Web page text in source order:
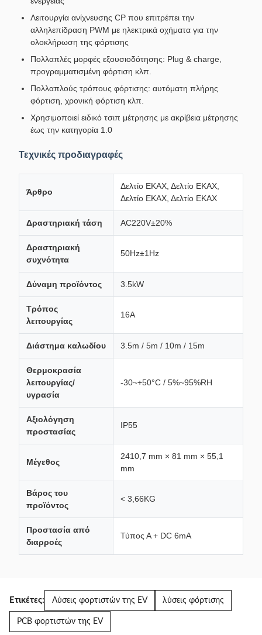
Λειτουργία ανίχνευσης CP που επιτρέπει την
αλληλεπίδραση PWM με ηλεκτρικά οχήματα για την
ολοκλήρωση της φόρτισης
Πολλαπλές μορφές εξουσιοδότησης: Plug & charge,
προγραμματισμένη φόρτιση κλπ.
Πολλαπλούς τρόπους φόρτισης: αυτόματη πλήρης
φόρτιση, χρονική φόρτιση κλπ.
Χρησιμοποιεί ειδικό τσιπ μέτρησης με ακρίβεια μέτρησης
έως την κατηγορία 1.0
Τεχνικές προδιαγραφές
Άρθρο
Δελτίο ΕΚΑΧ, Δελτίο ΕΚΑΧ,
Δελτίο ΕΚΑΧ, Δελτίο ΕΚΑΧ
Δραστηριακή τάση AC220V±20%
Δραστηριακή
συχνότητα
50Hz±1Hz
Δύναμη προϊόντος 3.5kW
Τρόπος
λειτουργίας
16Α
Διάστημα καλωδίου 3.5m / 5m / 10m / 15m
Θερμοκρασία
λειτουργίας/
υγρασία
-30~+50°C / 5%~95%RH
Αξιολόγηση
προστασίας
IP55
Μέγεθος
2410,7 mm × 81 mm × 55,1
mm
Βάρος του
προϊόντος
< 3,66KG
Προστασία από
διαρροές
Τύπος Α + DC 6mA
Ετικέτες: Λύσεις φορτιστών της EV λύσεις φόρτισης
PCB φορτιστών της EV